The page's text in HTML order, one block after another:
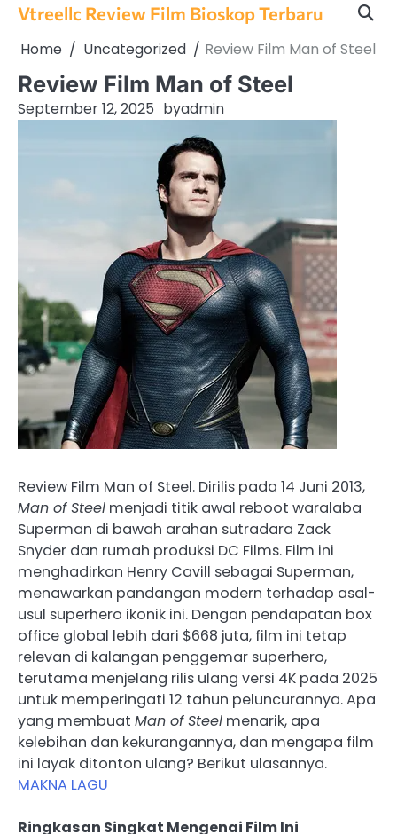
Skip
content
Vtreellc Review Film Bioskop Terbaru
Home Uncategorized Review Film Man of Steel
Review Film Man of Steel
September 12, 2025 byadmin
Review Film Man of Steel. Dirilis pada 14 Juni 2013,
Man of Steel menjadi titik awal reboot waralaba
Superman di bawah arahan sutradara Zack
Snyder dan rumah produksi DC Films. Film ini
menghadirkan Henry Cavill sebagai Superman,
menawarkan pandangan modern terhadap asal-
usul superhero ikonik ini. Dengan pendapatan box
office global lebih dari $668 juta, film ini tetap
relevan di kalangan penggemar superhero,
terutama menjelang rilis ulang versi 4K pada 2025
untuk memperingati 12 tahun peluncurannya. Apa
yang membuat Man of Steel menarik, apa
kelebihan dan kekurangannya, dan mengapa film
ini layak ditonton ulang? Berikut ulasannya.
MAKNA LAGU
Ringkasan Singkat Mengenai Film Ini